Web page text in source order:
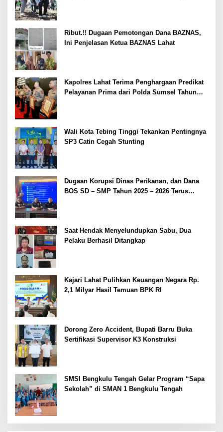
Ribut.!! Dugaan Pemotongan Dana BAZNAS,
Ini Penjelasan Ketua BAZNAS Lahat
Kapolres Lahat Terima Penghargaan Predikat
Pelayanan Prima dari Polda Sumsel Tahun
Wali Kota Tebing Tinggi Tekankan Pentingnya
SP3 Catin Cegah Stunting
Dugaan Korupsi Dinas Perikanan, dan Dana
BOS SD – SMP Tahun 2025 – 2026 Terus
Saat Hendak Menyelundupkan Sabu, Dua
Pelaku Berhasil Ditangkap
Kajari Lahat Pulihkan Keuangan Negara Rp.
2,1 Milyar Hasil Temuan BPK RI
Dorong Zero Accident, Bupati Barru Buka
Sertifikasi Supervisor K3 Konstruksi
SMSI Bengkulu Tengah Gelar Program “Sapa
Sekolah” di SMAN 1 Bengkulu Tengah